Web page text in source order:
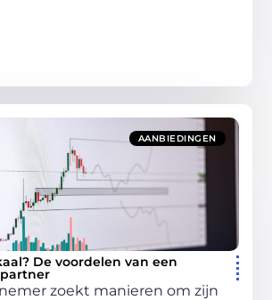
AANBIEDINGEN
De voordelen van een
zoekt manieren om zijn